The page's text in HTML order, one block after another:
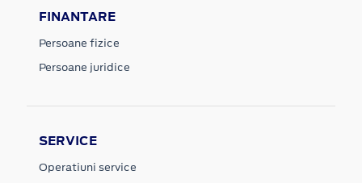
FINANTARE
Persoane fizice
Persoane juridice
SERVICE
Operatiuni service